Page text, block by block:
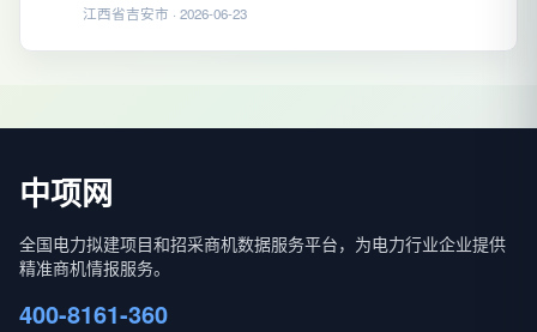
江西省吉安市 · 2026-06-23
中项网
全国电力拟建项目和招采商机数据服务平台，为电力行业企业提供
精准商机情报服务。
400-8161-360